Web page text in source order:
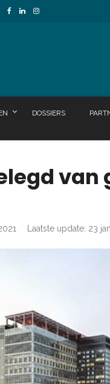
DOSSIERS
Laatste update: 23